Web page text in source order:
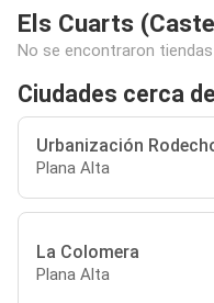
Els Cuarts
No se encontraron
Ciudades cerca
Urbanización
Plana Alta
La Colomera
Plana Alta